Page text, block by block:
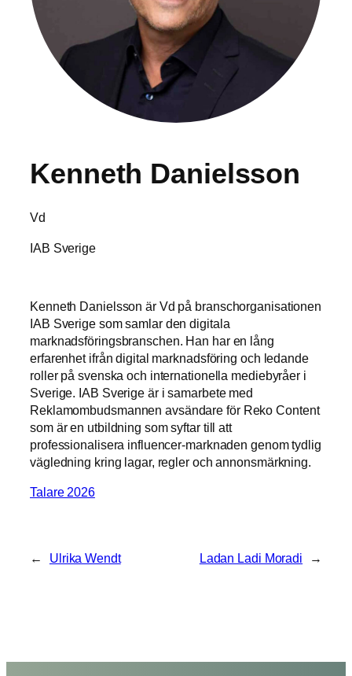
Kenneth Danielsson
Vd
IAB Sverige
Kenneth Danielsson är Vd på branschorganisationen
IAB Sverige som samlar den digitala
marknadsföringsbranschen. Han har en lång
erfarenhet ifrån digital marknadsföring och ledande
roller på svenska och internationella mediebyråer i
Sverige. IAB Sverige är i samarbete med
Reklamombudsmannen avsändare för Reko Content
som är en utbildning som syftar till att
professionalisera influencer-marknaden genom tydlig
vägledning kring lagar, regler och annonsmärkning.
Talare 2026
← Ulrika Wendt Ladan Ladi Moradi →